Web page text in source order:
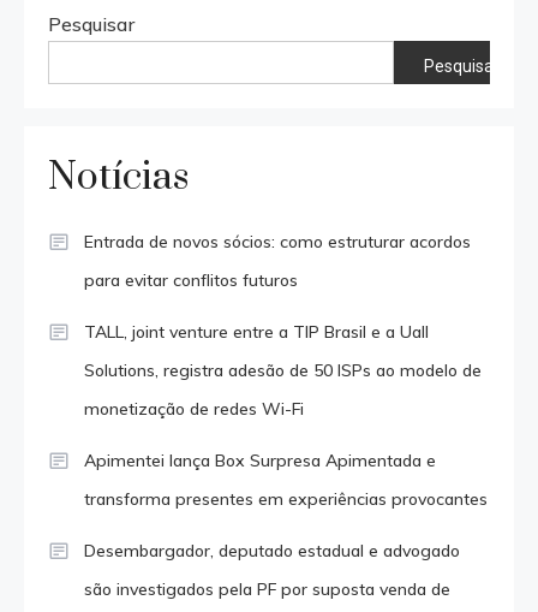
Pesquisar
Pesquisar
Notícias
Entrada de novos sócios: como estruturar acordos
para evitar conflitos futuros
TALL, joint venture entre a TIP Brasil e a Uall
Solutions, registra adesão de 50 ISPs ao modelo de
monetização de redes Wi-Fi
Apimentei lança Box Surpresa Apimentada e
transforma presentes em experiências provocantes
Desembargador, deputado estadual e advogado
são investigados pela PF por suposta venda de